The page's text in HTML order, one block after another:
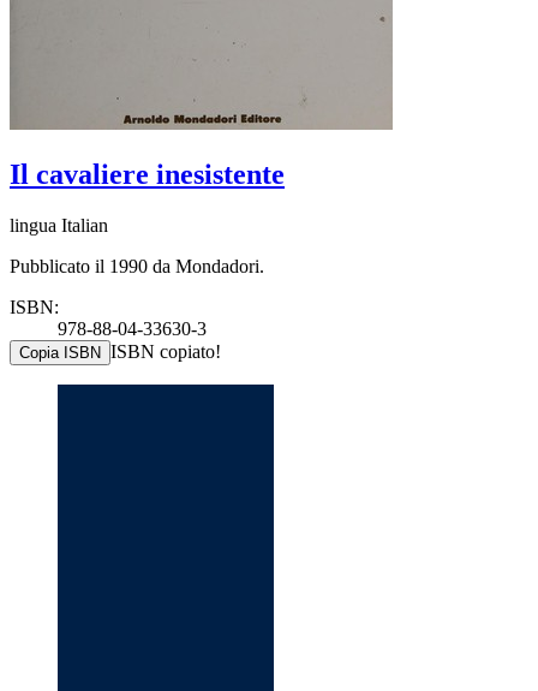
Il cavaliere inesistente
lingua Italian
Pubblicato il 1990 da Mondadori.
ISBN:
978-88-04-33630-3
Copia ISBN ISBN copiato!